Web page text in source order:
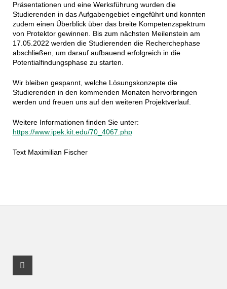
Präsentationen und eine Werksführung wurden die
Studierenden in das Aufgabengebiet eingeführt und konnten
zudem einen Überblick über das breite Kompetenzspektrum
von Protektor gewinnen. Bis zum nächsten Meilenstein am
17.05.2022 werden die Studierenden die Recherchephase
abschließen, um darauf aufbauend erfolgreich in die
Potentialfindungsphase zu starten.
Wir bleiben gespannt, welche Lösungskonzepte die
Studierenden in den kommenden Monaten hervorbringen
werden und freuen uns auf den weiteren Projektverlauf.
Weitere Informationen finden Sie unter:
https://www.ipek.kit.edu/70_4067.php
Text Maximilian Fischer
Youtube Profile